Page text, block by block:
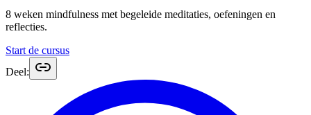
8 weken mindfulness met begeleide meditaties, oefeningen en
reflecties.
Start de cursus
Deel: